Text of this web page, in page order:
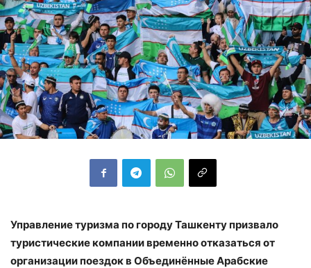
Управление туризма по городу Ташкенту призвало
туристические компании временно отказаться от
организации поездок в Объединённые Арабские